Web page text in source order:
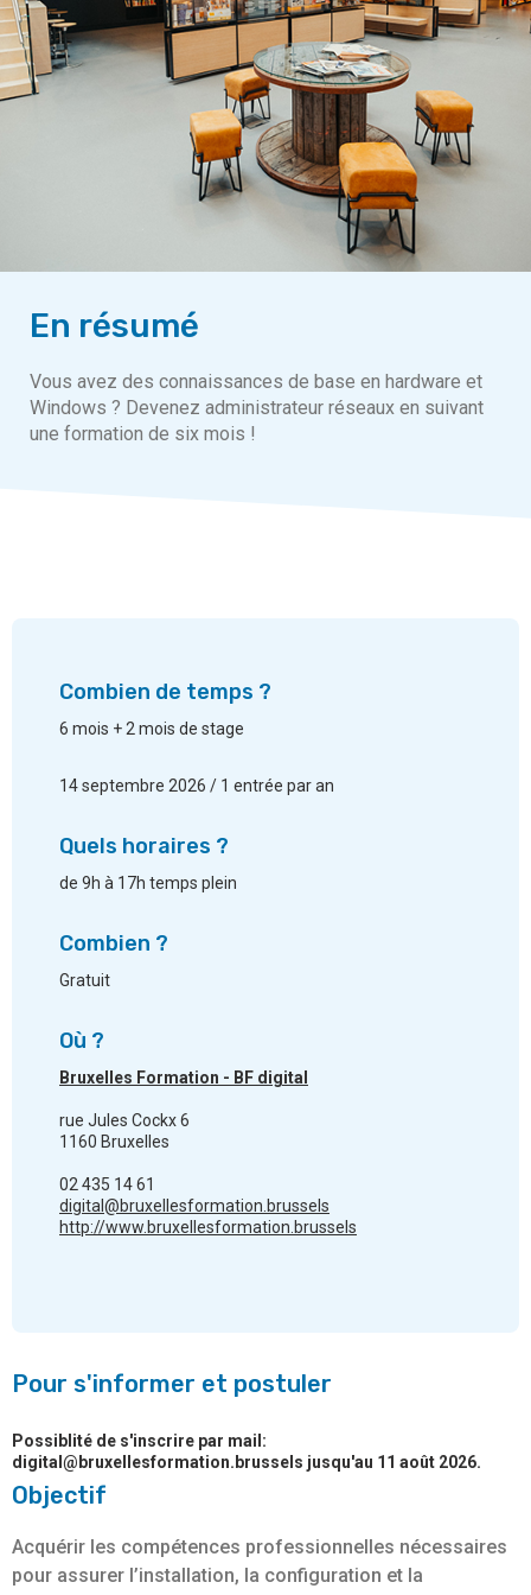
En résumé
Vous avez des connaissances de base en hardware et
Windows ? Devenez administrateur réseaux en suivant
une formation de six mois !
Objectif
Acquérir les compétences professionnelles nécessaires
pour assurer l’installation, la configuration et la
Combien de temps ?
6 mois + 2 mois de stage
14 septembre 2026 / 1 entrée par an
Quels horaires ?
de 9h à 17h temps plein
Combien ?
Gratuit
Où ?
Bruxelles Formation - BF digital
rue Jules Cockx 6
1160 Bruxelles
02 435 14 61
digital@bruxellesformation.brussels
http://www.bruxellesformation.brussels
Pour s'informer et postuler
Possiblité de s'inscrire par mail:
digital@bruxellesformation.brussels jusqu'au 11 août 2026.